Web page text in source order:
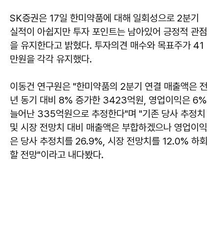
SK증권은 17일 한미약품에 대해 일회성으로 2분기
실적이 아쉽지만 투자 포인트는 남아있어 긍정적 관점
을 유지한다고 밝혔다. 투자의견 매수와 목표주가 41
만원을 각각 유지했다.
이동건 연구원은 "한미약품의 2분기 연결 매출액은 전
년 동기 대비 8% 증가한 3423억원, 영업이익은 6%
늘어난 335억원으로 추정한다"며 "기존 당사 추정치
및 시장 전망치 대비 매출액은 부합하겠으나 영업이익
은 당사 추정치를 26.9%, 시장 전망치를 12.0% 하회
할 전망"이라고 내다봤다.